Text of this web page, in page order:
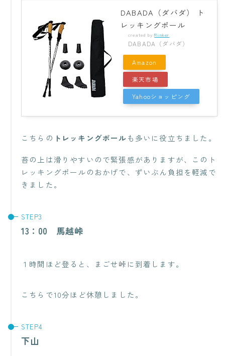
DABADA（ダバダ） ト
レッキングポール
created byRinker
DABADA（ダバダ）
Amazon
楽天市場
Yahooショッピング
こちらの トレッキングポールも多いに役立ちました。
苔の上は滑りやすいので緊張感がありますが、このト
レッキングポールのおかげで、ずいぶん負担を軽減で
きました。
13：00 馬越峠
１時間ほど登ると、まごせ峠に到着します。
こちらで10分ほど休憩しました。
下山